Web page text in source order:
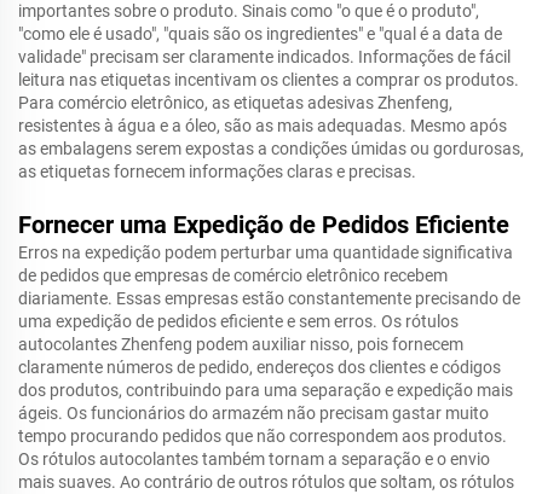
importantes sobre o produto. Sinais como "o que é o produto",
"como ele é usado", "quais são os ingredientes" e "qual é a data de
validade" precisam ser claramente indicados. Informações de fácil
leitura nas etiquetas incentivam os clientes a comprar os produtos.
Para comércio eletrônico, as etiquetas adesivas Zhenfeng,
resistentes à água e a óleo, são as mais adequadas. Mesmo após
as embalagens serem expostas a condições úmidas ou gordurosas,
as etiquetas fornecem informações claras e precisas.
Fornecer uma Expedição de Pedidos Eficiente
Erros na expedição podem perturbar uma quantidade significativa
de pedidos que empresas de comércio eletrônico recebem
diariamente. Essas empresas estão constantemente precisando de
uma expedição de pedidos eficiente e sem erros. Os rótulos
autocolantes Zhenfeng podem auxiliar nisso, pois fornecem
claramente números de pedido, endereços dos clientes e códigos
dos produtos, contribuindo para uma separação e expedição mais
ágeis. Os funcionários do armazém não precisam gastar muito
tempo procurando pedidos que não correspondem aos produtos.
Os rótulos autocolantes também tornam a separação e o envio
mais suaves. Ao contrário de outros rótulos que soltam, os rótulos